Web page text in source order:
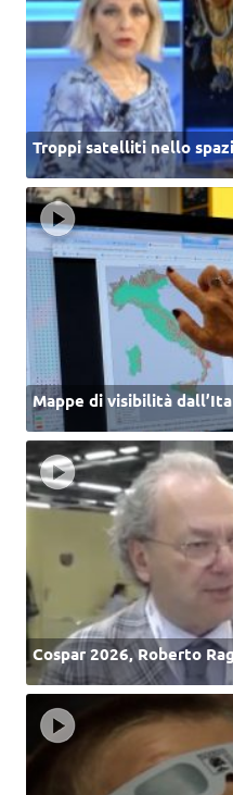
Troppi satelliti nello
Mappe di visibilità
Cospar 2026, Roberto